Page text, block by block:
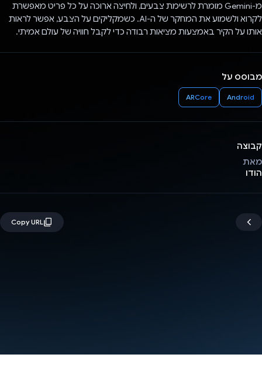
מ-Gemini מומרת לרשימת צבעים, ולחיצה ארוכה על כל פריט מאפשרת
לקרוא ולשמוע את המחקר של ה-AI. כשמקליקים על הצבע, אפשר לראות
אותו על הקיר באמצעות מציאות רבודה כדי לקבל חוויה של עולם אמיתי.
מבוסס על
Android
ARCore
קבוצה
מאת
הודו